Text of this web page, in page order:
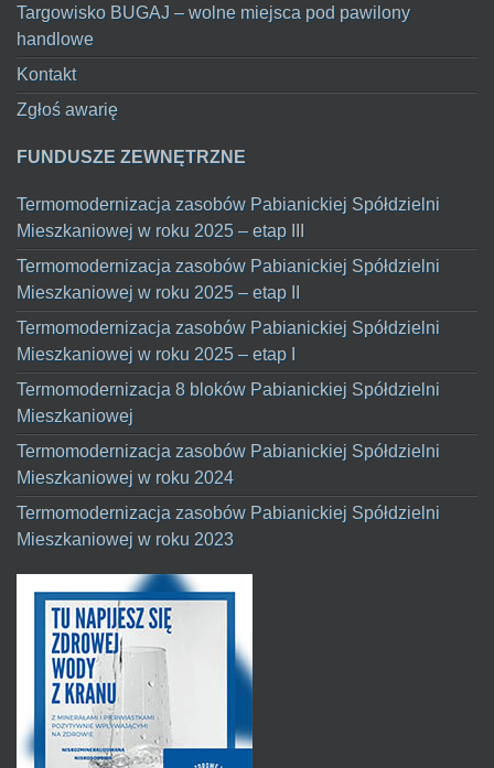
Targowisko BUGAJ – wolne miejsca pod pawilony
handlowe
Kontakt
Zgłoś awarię
FUNDUSZE ZEWNĘTRZNE
Termomodernizacja zasobów Pabianickiej Spółdzielni
Mieszkaniowej w roku 2025 – etap III
Termomodernizacja zasobów Pabianickiej Spółdzielni
Mieszkaniowej w roku 2025 – etap II
Termomodernizacja zasobów Pabianickiej Spółdzielni
Mieszkaniowej w roku 2025 – etap I
Termomodernizacja 8 bloków Pabianickiej Spółdzielni
Mieszkaniowej
Termomodernizacja zasobów Pabianickiej Spółdzielni
Mieszkaniowej w roku 2024
Termomodernizacja zasobów Pabianickiej Spółdzielni
Mieszkaniowej w roku 2023